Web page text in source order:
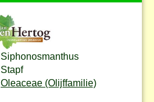
Siphonosmanthus
Stapf
Oleaceae (Olijffamilie)